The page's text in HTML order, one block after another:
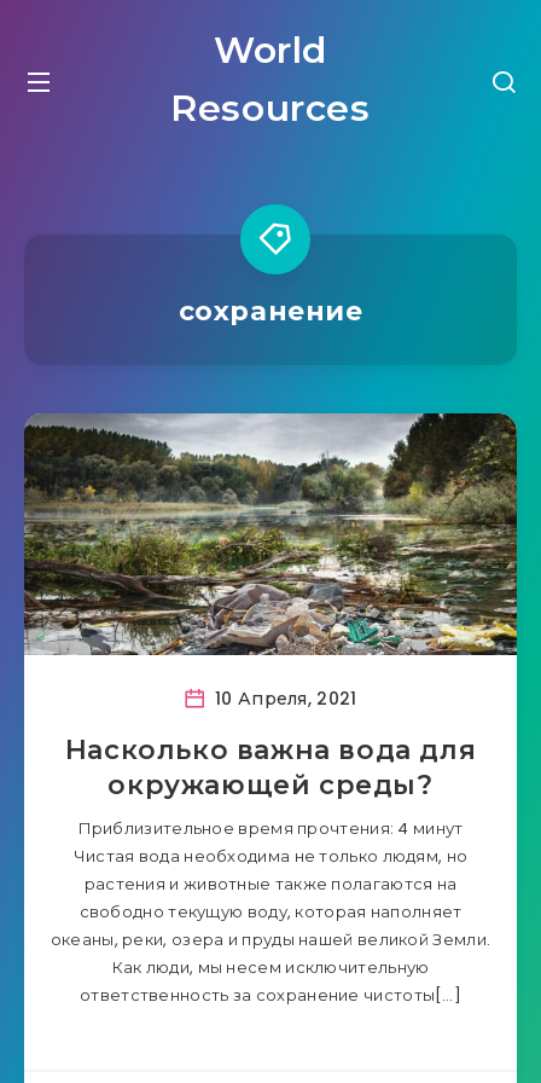
World
Resources
сохранение
10 Апреля, 2021
Насколько важна вода для
окружающей среды?
Приблизительное время прочтения: 4 минут
Чистая вода необходима не только людям, но
растения и животные также полагаются на
свободно текущую воду, которая наполняет
океаны, реки, озера и пруды нашей великой Земли.
Как люди, мы несем исключительную
ответственность за сохранение чистоты[…]